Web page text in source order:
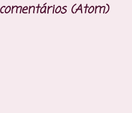
(Atom)